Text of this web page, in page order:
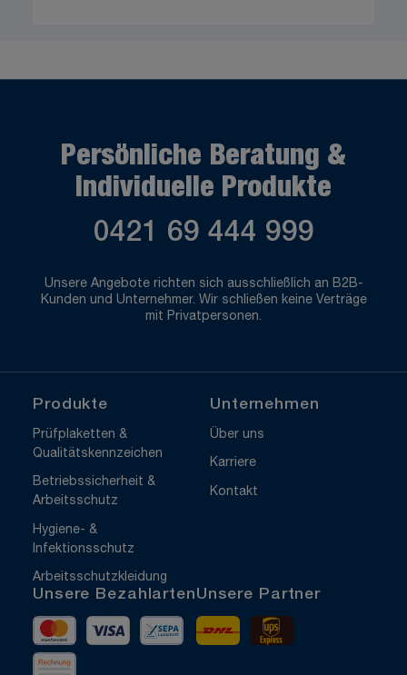
Persönliche Beratung &
Individuelle Produkte
0421 69 444 999
Unsere Angebote richten sich ausschließlich an B2B-
Kunden und Unternehmer. Wir schließen keine Verträge
mit Privatpersonen.
Produkte
Prüfplaketten &
Qualitätskennzeichen
Betriebssicherheit &
Arbeitsschutz
Hygiene- &
Infektionsschutz
Arbeitsschutzkleidung
Unternehmen
Über uns
Karriere
Kontakt
Unsere Bezahlarten
MastercardVisa Vorkasse
Rechnung
Unsere Partner
DHL